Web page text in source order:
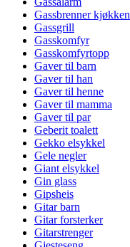
Gassbrenner kjøkken
Gassgrill
Gasskomfyr
Gasskomfyrtopp
Gaver til barn
Gaver til han
Gaver til henne
Gaver til mamma
Gaver til par
Geberit toalett
Gekko elsykkel
Gele negler
Giant elsykkel
Gin glass
Gipsheis
Gitar barn
Gitar forsterker
Gitarstrenger